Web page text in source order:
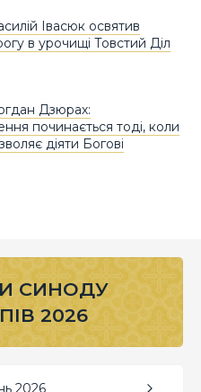
Івасюк освятив
в урочищі Товстий Діл
Дзюрах:
починається тоді, коли
діяти Богові
СИНОДУ
2026
2026